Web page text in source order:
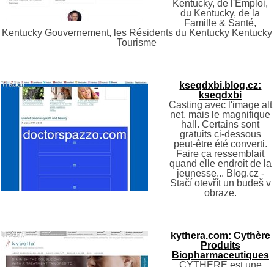
Kentucky, de l'Emploi,
du Kentucky, de la
Famille & Santé,
Kentucky Gouvernement, les Résidents du Kentucky Kentucky
Tourisme
kseqdxbi.blog.cz:
kseqdxbi
Casting avec l'image alt
net, mais le magnifique
hall. Certains sont
gratuits ci-dessous
peut-être été converti.
Faire ça ressemblait
quand elle endroit de la
jeunesse... Blog.cz -
Stačí otevřít un budeš v
obraze.
kythera.com: Cythère
Produits
Biopharmaceutiques